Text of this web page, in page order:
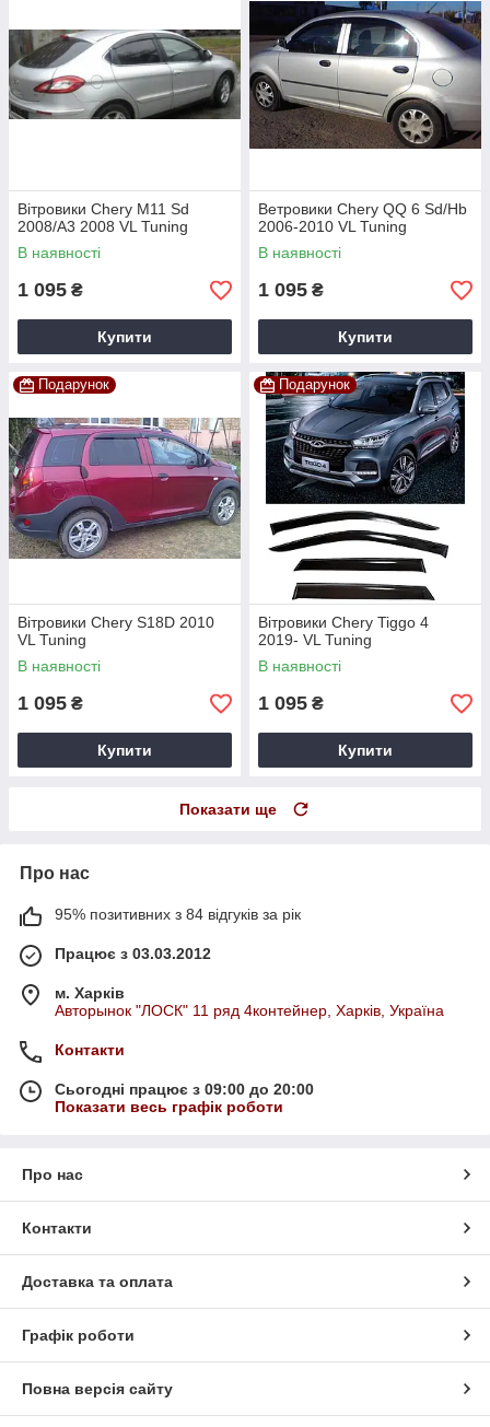
Вітровики Chery М11 Sd
2008/A3 2008 VL Tuning
В наявності
1 095 ₴
Купити
Ветровики Chery QQ 6 Sd/Hb
2006-2010 VL Tuning
В наявності
1 095 ₴
Купити
Подарунок
Вітровики Chery S18D 2010
VL Tuning
В наявності
1 095 ₴
Купити
Подарунок
Вітровики Chery Tiggo 4
2019- VL Tuning
В наявності
1 095 ₴
Купити
Показати ще
Про нас
95% позитивних з 84 відгуків за рік
Працює з 03.03.2012
м. Харків
Авторынок "ЛОСК" 11 ряд 4контейнер, Харків, Україна
Контакти
Сьогодні працює з 09:00 до 20:00
Показати весь графік роботи
Про нас
Контакти
Доставка та оплата
Графік роботи
Повна версія сайту